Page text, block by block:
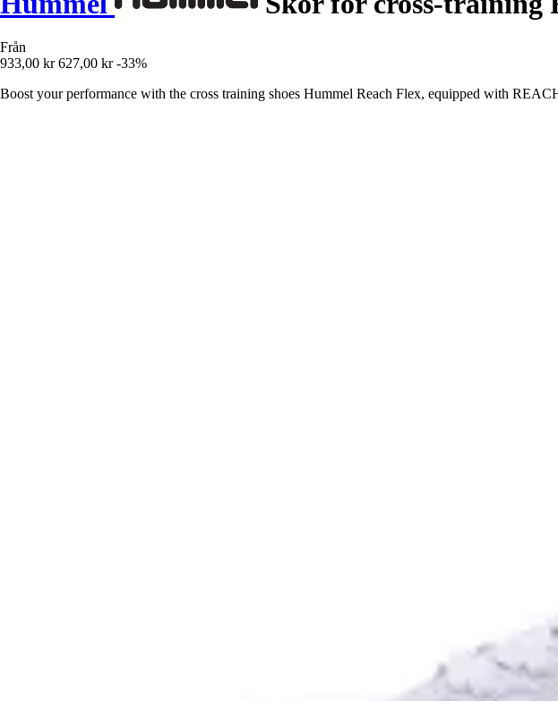
Från
933,00 kr 627,00 kr -33%
Boost your performance with the cross training shoes Hummel Reach Flex, equipped with